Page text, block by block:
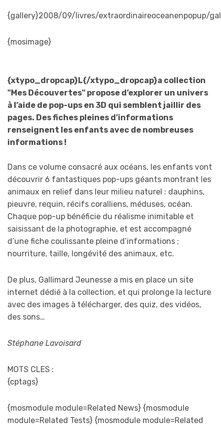
{gallery}2008/09/livres/extraordinaireoceanenpopup/
{mosimage}
{xtypo_dropcap}L{/xtypo_dropcap}a collection
"Mes Découvertes" propose d’explorer un univers
à l’aide de pop-ups en 3D qui semblent jaillir des
pages. Des fiches pleines d’informations
renseignent les enfants avec de nombreuses
informations !
Dans ce volume consacré aux océans, les enfants vont
découvrir 6 fantastiques pop-ups géants montrant les
animaux en relief dans leur milieu naturel : dauphins,
pieuvre, requin, récifs coralliens, méduses, océan.
Chaque pop-up bénéficie du réalisme inimitable et
saisissant de la photographie, et est accompagné
d’une fiche coulissante pleine d’informations ;
nourriture, taille, longévité des animaux, etc.
De plus, Gallimard Jeunesse a mis en place un site
internet dédié à la collection, et qui prolonge la lecture
avec des images à télécharger, des quiz, des vidéos,
des sons…
Stéphane Lavoisard
MOTS CLES :
{cptags}
{mosmodule module=Related News} {mosmodule
module=Related Tests} {mosmodule module=Related